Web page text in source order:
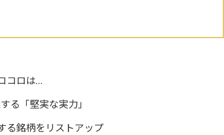
コロは…
る「堅実な実力」
る銘柄をリストアップ